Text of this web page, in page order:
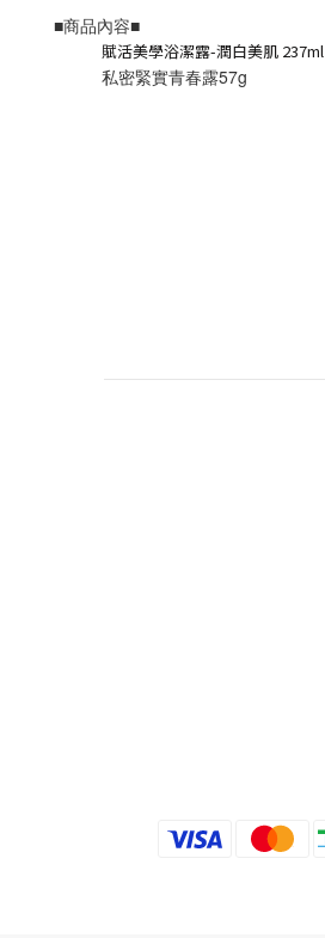
■商品內容■
賦活美學浴潔露-潤白美肌 237ml
私密緊實青春露57g